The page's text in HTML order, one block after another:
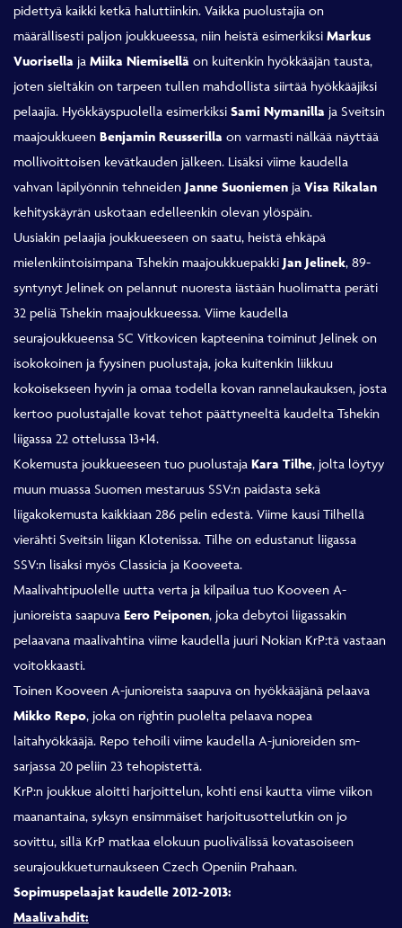
pidettyä kaikki ketkä haluttiinkin. Vaikka puolustajia on
määrällisesti paljon joukkueessa, niin heistä esimerkiksi Markus
Vuorisella ja Miika Niemisellä on kuitenkin hyökkääjän tausta,
joten sieltäkin on tarpeen tullen mahdollista siirtää hyökkääjiksi
pelaajia. Hyökkäyspuolella esimerkiksi Sami Nymanilla ja Sveitsin
maajoukkueen Benjamin Reusserilla on varmasti nälkää näyttää
mollivoittoisen kevätkauden jälkeen. Lisäksi viime kaudella
vahvan läpilyönnin tehneiden Janne Suoniemen ja Visa Rikalan
kehityskäyrän uskotaan edelleenkin olevan ylöspäin.
Uusiakin pelaajia joukkueeseen on saatu, heistä ehkäpä
mielenkiintoisimpana Tshekin maajoukkuepakki Jan Jelinek, 89-
syntynyt Jelinek on pelannut nuoresta iästään huolimatta peräti
32 peliä Tshekin maajoukkueessa. Viime kaudella
seurajoukkueensa SC Vitkovicen kapteenina toiminut Jelinek on
isokokoinen ja fyysinen puolustaja, joka kuitenkin liikkuu
kokoisekseen hyvin ja omaa todella kovan rannelaukauksen, josta
kertoo puolustajalle kovat tehot päättyneeltä kaudelta Tshekin
liigassa 22 ottelussa 13+14.
Kokemusta joukkueeseen tuo puolustaja Kara Tilhe, jolta löytyy
muun muassa Suomen mestaruus SSV:n paidasta sekä
liigakokemusta kaikkiaan 286 pelin edestä. Viime kausi Tilhellä
vierähti Sveitsin liigan Klotenissa. Tilhe on edustanut liigassa
SSV:n lisäksi myös Classicia ja Kooveeta.
Maalivahtipuolelle uutta verta ja kilpailua tuo Kooveen A-
junioreista saapuva Eero Peiponen, joka debytoi liigassakin
pelaavana maalivahtina viime kaudella juuri Nokian KrP:tä vastaan
voitokkaasti.
Toinen Kooveen A-junioreista saapuva on hyökkääjänä pelaava
Mikko Repo, joka on rightin puolelta pelaava nopea
laitahyökkääjä. Repo tehoili viime kaudella A-junioreiden sm-
sarjassa 20 peliin 23 tehopistettä.
KrP:n joukkue aloitti harjoittelun, kohti ensi kautta viime viikon
maanantaina, syksyn ensimmäiset harjoitusottelutkin on jo
sovittu, sillä KrP matkaa elokuun puolivälissä kovatasoiseen
seurajoukkueturnaukseen Czech Openiin Prahaan.
Sopimuspelaajat kaudelle 2012-2013:
Maalivahdit: